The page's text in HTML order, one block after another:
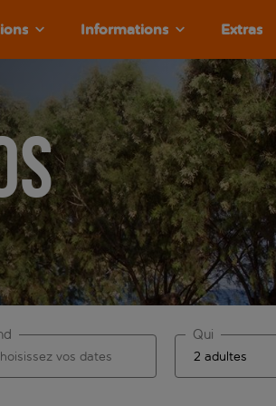
Informations Extras
automatique sont disponibles pour
Lorsque les résultats de la saisie
vos dates
Qui